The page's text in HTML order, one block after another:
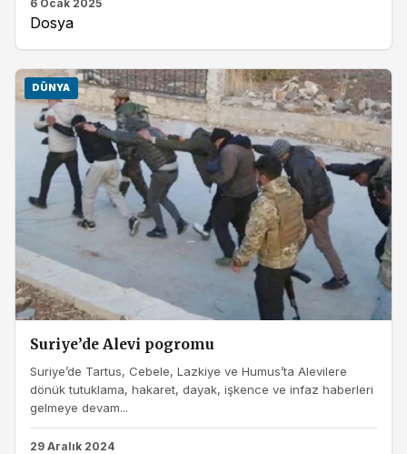
6 Ocak 2025
Dosya
DÜNYA
Suriye’de Alevi pogromu
Suriye’de Tartus, Cebele, Lazkiye ve Humus’ta Alevilere
dönük tutuklama, hakaret, dayak, işkence ve infaz haberleri
gelmeye devam...
29 Aralık 2024